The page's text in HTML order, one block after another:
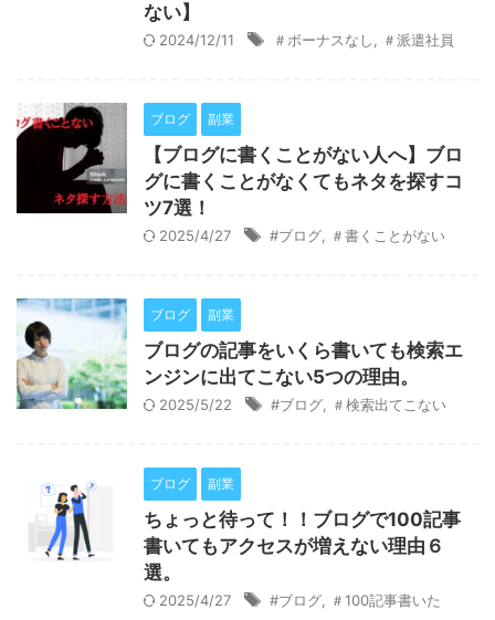
ない】
2024/12/11 ＃ボーナスなし ＃派遣社員
ブログ 副業
【ブログに書くことがない人へ】ブロ
グに書くことがなくてもネタを探すコ
ツ7選！
2025/4/27 #ブログ ＃書くことがない
ブログ 副業
ブログの記事をいくら書いても検索エ
ンジンに出てこない5つの理由。
2025/5/22 #ブログ ＃検索出てこない
ブログ 副業
ちょっと待って！！ブログで100記事
書いてもアクセスが増えない理由６
選。
2025/4/27 #ブログ ＃100記事書いた